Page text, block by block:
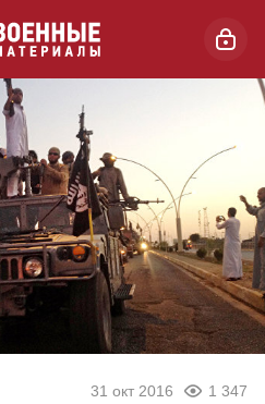
31 окт 2016 1 347